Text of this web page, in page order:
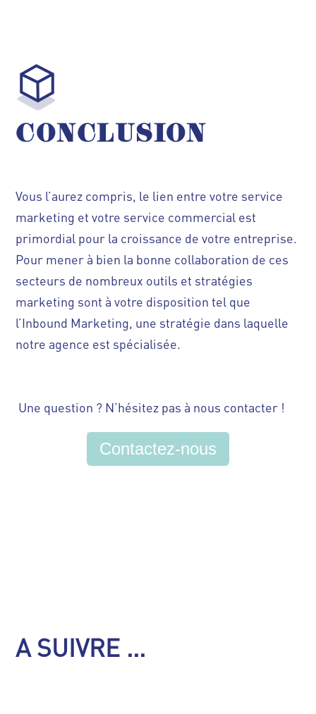
CONCLUSION
Vous l’aurez compris, le lien entre votre service
marketing et votre service commercial est
primordial pour la croissance de votre entreprise.
Pour mener à bien la bonne collaboration de ces
secteurs de nombreux outils et stratégies
marketing sont à votre disposition tel que
l’Inbound Marketing, une stratégie dans laquelle
notre agence est spécialisée.
Une question ? N’hésitez pas à nous contacter !
Contactez-nous
A SUIVRE ...